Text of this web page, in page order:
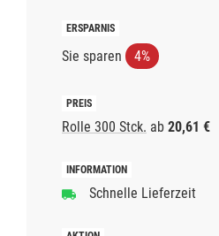
Sie sparen 4%
Rolle 300 Stck. ab 20,61 €
Schnelle Lieferzeit